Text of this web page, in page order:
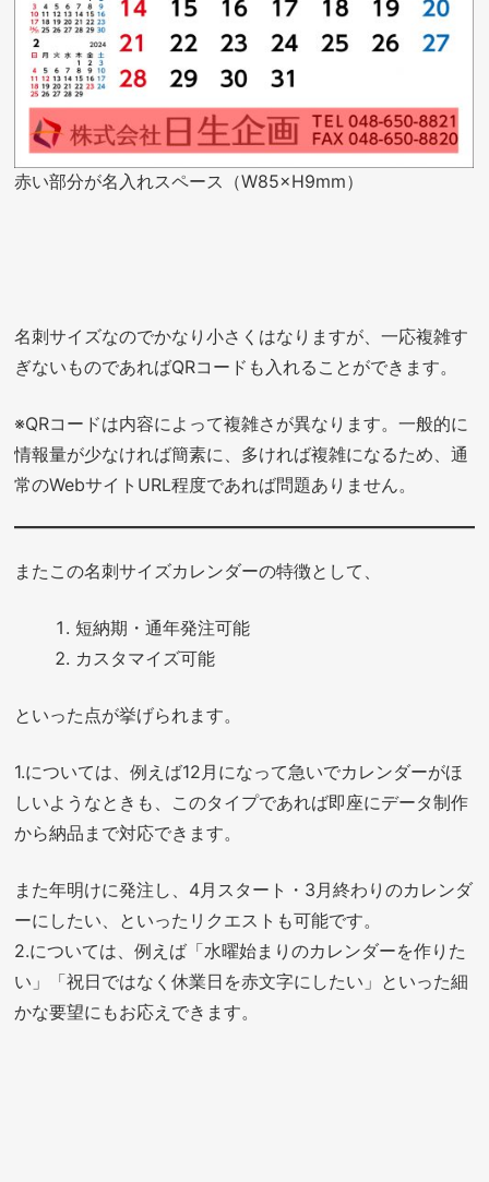
赤い部分が名入れスペース（W85×H9mm）
名刺サイズなのでかなり小さくはなりますが、一応複雑す
ぎないものであればQRコードも入れることができます。
※QRコードは内容によって複雑さが異なります。一般的に
情報量が少なければ簡素に、多ければ複雑になるため、通
常のWebサイトURL程度であれば問題ありません。
またこの名刺サイズカレンダーの特徴として、
短納期・通年発注可能
カスタマイズ可能
といった点が挙げられます。
1.については、例えば12月になって急いでカレンダーがほ
しいようなときも、このタイプであれば即座にデータ制作
から納品まで対応できます。
また年明けに発注し、4月スタート・3月終わりのカレンダ
ーにしたい、といったリクエストも可能です。
2.については、例えば「水曜始まりのカレンダーを作りた
い」「祝日ではなく休業日を赤文字にしたい」といった細
かな要望にもお応えできます。